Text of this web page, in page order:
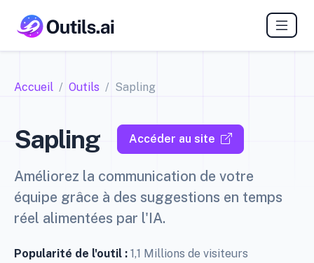
Accueil Outils Sapling
Sapling Accéder au site
Améliorez la communication de votre
équipe grâce à des suggestions en temps
réel alimentées par l'IA.
Popularité de l'outil : 1,1 Millions de visiteurs